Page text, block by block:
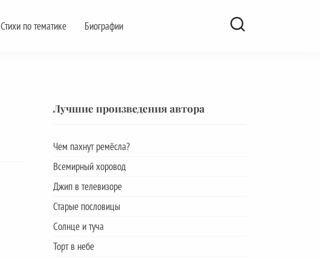
Стихи по тематике Биографии
Лучшие произведения автора
Чем пахнут ремёсла?
Всемирный хоровод
Джип в телевизоре
Старые пословицы
Солнце и туча
Торт в небе